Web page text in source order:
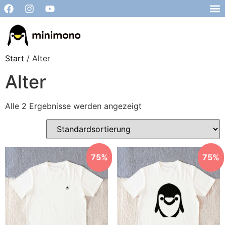
Start / Alter
Alter
Alle 2 Ergebnisse werden angezeigt
75% 75%